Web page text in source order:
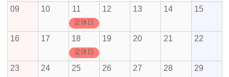
09 10 11
定休日
12 13 14 15
16 17 18
定休日
19 20 21 22
23 24 25 26 27 28 29